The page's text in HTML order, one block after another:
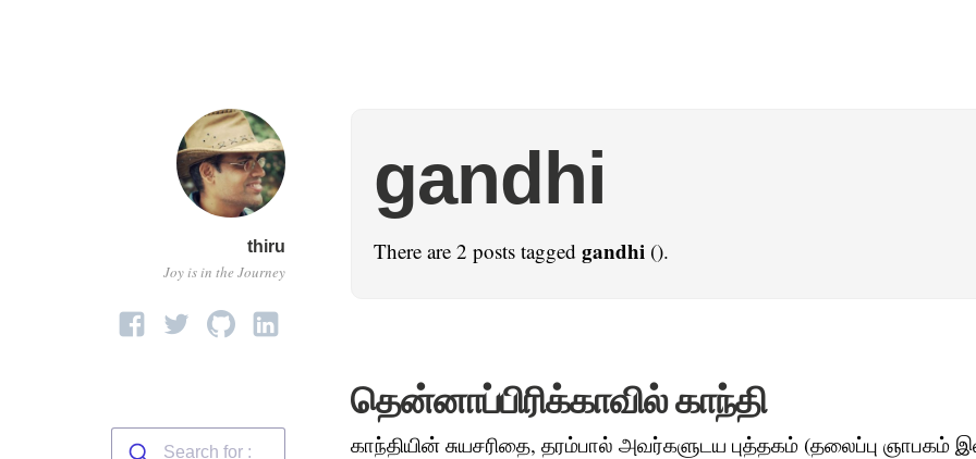
thiru
Joy is in the Journey
gandhi
There are 2 posts tagged gandhi ().
தென்னாப்பிரிக்காவில் காந்தி
காந்தியின் சுயசரிதை, தரம்பால் அவர்களுடய புத்தகம் (தலைப்பு ஞாபகம்